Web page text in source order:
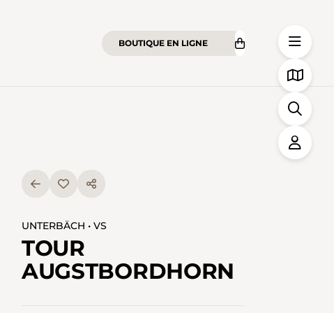
BOUTIQUE EN LIGNE
UNTERBÄCH • VS
TOUR
AUGSTBORDHORN